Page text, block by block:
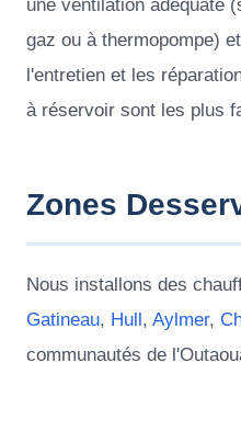
une ventilation adéquate
gaz ou à thermopompe)
l'entretien et les
à réservoir sont les plus
Zones
Nous installons des
Gatineau, Hull, Aylmer,
communautés de